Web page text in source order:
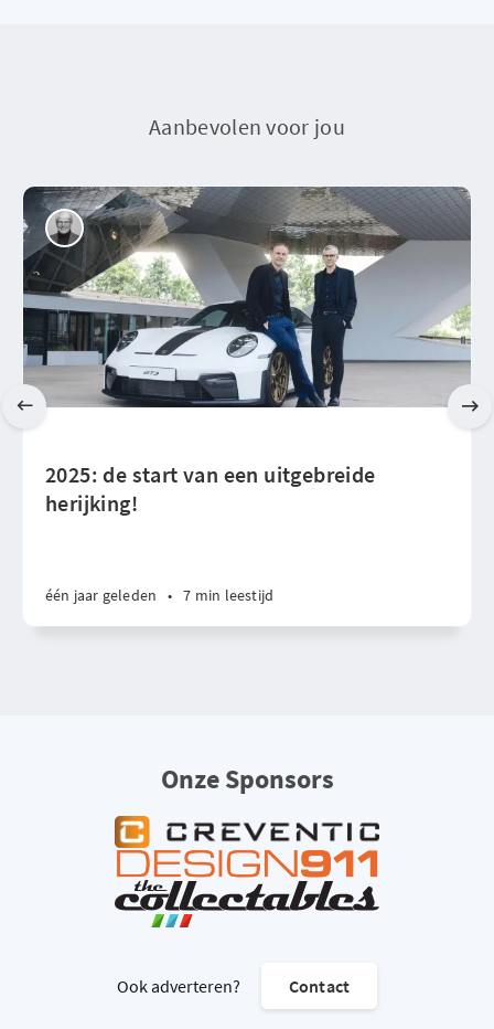
Aanbevolen voor jou
2025: de start van een uitgebreide
herijking!
één jaar geleden • 7 min leestijd
Onze Sponsors
Ook adverteren? Contact